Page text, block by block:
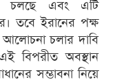
চলছে এবং এটি
তবে ইরানের পক্ষ
আলোচনা চলার দাবি
বিপরীত অবস্থান
সম্ভাবনা নিয়ে